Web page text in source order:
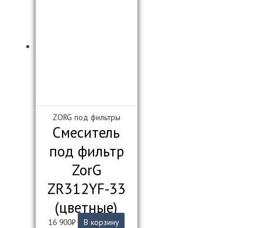
ZORG под фильтры
Смеситель
под фильтр
ZorG
ZR312YF-33
(цветные)
16 900₽ В корзину